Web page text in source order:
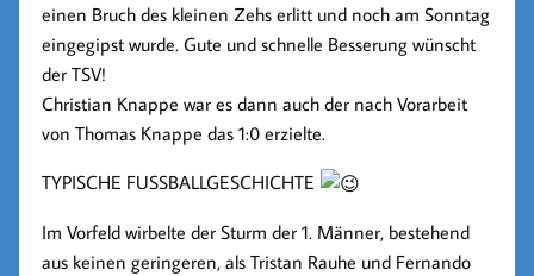
einen Bruch des kleinen Zehs erlitt und noch am Sonntag
eingegipst wurde.Gute und schnelle Besserung wünscht
der TSV!
Christian Knappe war es dann auch der nach Vorarbeit
von Thomas Knappe das 1:0 erzielte.
TYPISCHE FUSSBALLGESCHICHTE
Im Vorfeld wirbelte der Sturm der 1. Männer, bestehend
aus keinen geringeren, als Tristan Rauhe und Fernando